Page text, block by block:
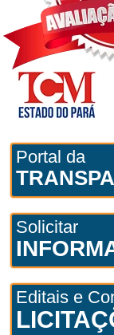
Portal da
Solicitar
Editais e